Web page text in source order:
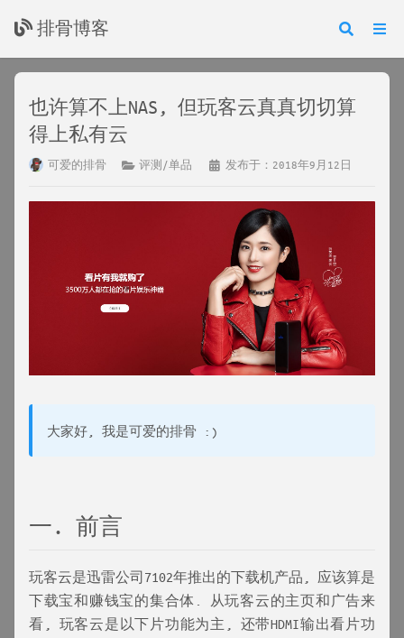
排骨博客
也许算不上NAS, 但玩客云真真切切算
得上私有云
可爱的排骨 评测/单品 发布于：2018年9月12日
大家好, 我是可爱的排骨 :)
一. 前言
玩客云是迅雷公司7102年推出的下载机产品, 应该算是
下载宝和赚钱宝的集合体. 从玩客云的主页和广告来
看, 玩客云是以下片功能为主, 还带HDMI输出看片功